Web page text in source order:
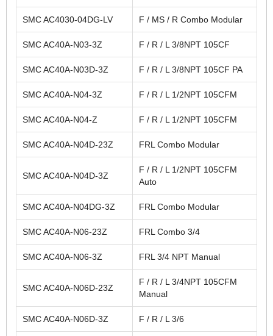
SMC AC4030-04DG-LV F / MS / R Combo Modular
SMC AC40A-N03-3Z F / R / L 3/8NPT 105CF
SMC AC40A-N03D-3Z F / R / L 3/8NPT 105CF PA
SMC AC40A-N04-3Z F / R / L 1/2NPT 105CFM
SMC AC40A-N04-Z F / R / L 1/2NPT 105CFM
SMC AC40A-N04D-23Z FRL Combo Modular
SMC AC40A-N04D-3Z
F / R / L 1/2NPT 105CFM
Auto
SMC AC40A-N04DG-3Z FRL Combo Modular
SMC AC40A-N06-23Z FRL Combo 3/4
SMC AC40A-N06-3Z FRL 3/4 NPT Manual
SMC AC40A-N06D-23Z
F / R / L 3/4NPT 105CFM
Manual
SMC AC40A-N06D-3Z F / R / L 3/6